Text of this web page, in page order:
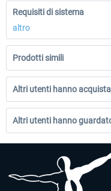
Requisiti di sistema
altro
Prodotti simili
Altri utenti hanno
Altri utenti hanno